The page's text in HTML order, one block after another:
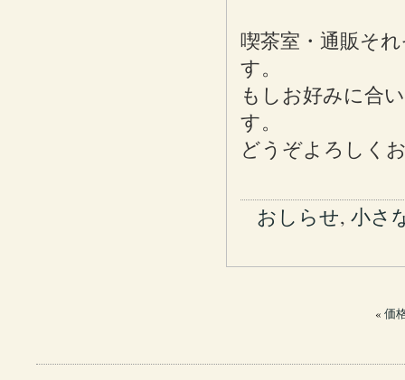
喫茶室・通販そ
す。
もしお好みに合
す。
どうぞよろしく
おしらせ, 小さ
« 価